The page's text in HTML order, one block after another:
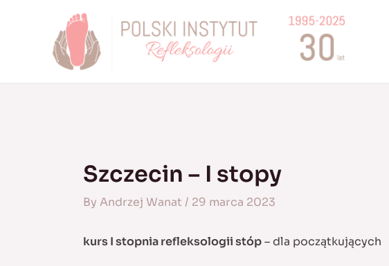
Szczecin – I stopy
By Andrzej Wanat / 29 marca 2023
kurs I stopnia refleksologii stóp– dla początkujących